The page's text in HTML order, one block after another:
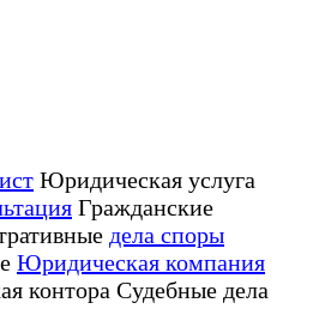
Юридическая услуга
Гражданские
дела споры
Юридическая компания
контора Судебные дела